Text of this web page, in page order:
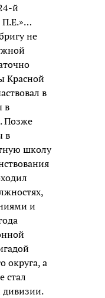
й
П.Е.»…
не
Красной
в
в
Позже
в
школу
и
округа, а
стал
дивизии.